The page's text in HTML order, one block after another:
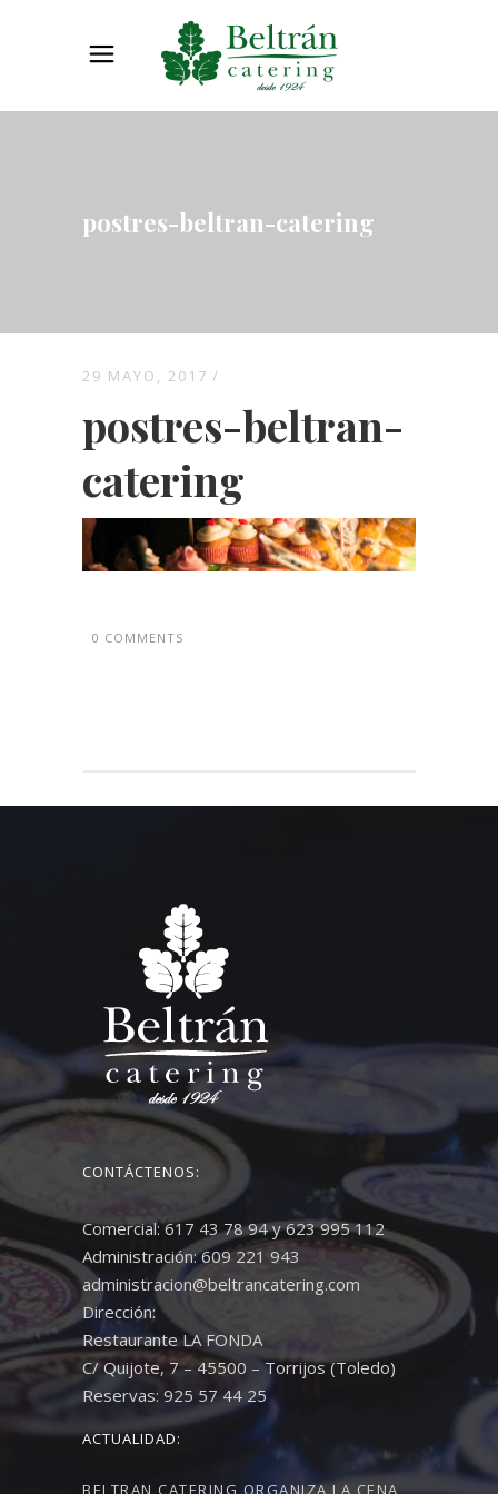
postres-beltran-catering
29 MAYO, 2017
postres-beltran-
catering
0 COMMENTS
CONTÁCTENOS:
Comercial: 617 43 78 94 y 623 995 112
Administración: 609 221 943
administracion@beltrancatering.com
Dirección:
Restaurante LA FONDA
C/ Quijote, 7 – 45500 – Torrijos (Toledo)
Reservas: 925 57 44 25
ACTUALIDAD:
BELTRAN CATERING ORGANIZA LA CENA